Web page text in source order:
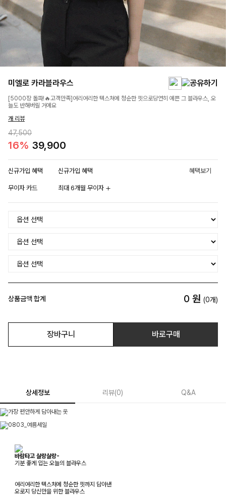
미엘로 카라블라우스
[5000장 돌파!🔥고객만족]여리여리한 텍스쳐에 청순한 핏으로당연히 예쁜 그 블라우스, 오
늘도 반해버릴 거예요
개 리뷰
47,500
16% 39,900
신규가입 혜택 신규가입 혜택 혜택보기
무이자 카드 최대 6개월 무이자
상품금액 합계 0 원 (0개)
장바구니 바로구매
상세정보 리뷰(0) Q&A
바람타고 살랑살랑-
기분 좋게 입는 오늘의 블라우스
여리여리한 텍스처에 청순한 핏까지 담아낸
오로지 당신만을 위한 블라우스